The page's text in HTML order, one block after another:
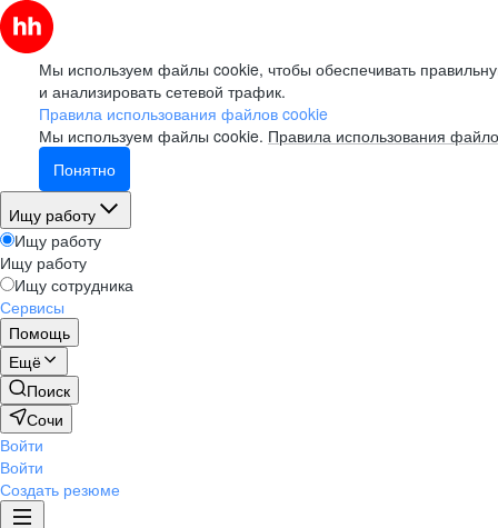
Мы используем файлы cookie, чтобы обеспечивать
и анализировать сетевой трафик.
Правила использования файлов cookie
Мы используем файлы cookie. Правила использования
Понятно
Ищу работу
Ищу работу
Ищу работу
Ищу сотрудника
Сервисы
Помощь
Ещё
Поиск
Сочи
Войти
Войти
Создать резюме